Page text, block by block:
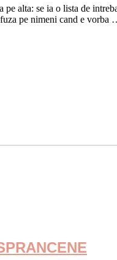
alta: se ia o lista de
pe nimeni cand e vorba